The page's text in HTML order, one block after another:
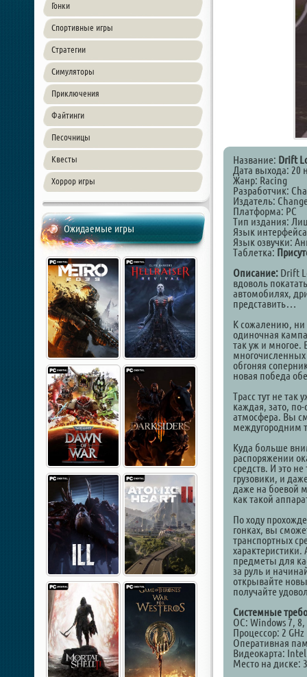
Гонки
Спортивные игры
Стратегии
Симуляторы
Приключения
Файтинги
Песочницы
Квесты
Хоррор игры
Ожидаемые игры
Название: Drift
Дата выхода: 20
Жанр: Racing
Разработчик:
Издатель:
Платформа: PC
Тип издания:
Язык
Язык озвучки:
Таблетка:
Описание: Drift
вдоволь
автомобилях,
представить…
К сожалению, ни
одиночная
так уж и многое.
обгоняя
новая победа
Трасс тут не
каждая, зато,
атмосфера. Вы
междугородним
Куда больше
распоряжении
средств. И это
грузовики, и
даже на боевой
как такой
По ходу
гонках, вы
транспортных
предметы для
за руль и
открывайте
получайте
Системные
ОС: Windows 7,
Процессор: 2
Оперативная
Видеокарта:
Место на диске: